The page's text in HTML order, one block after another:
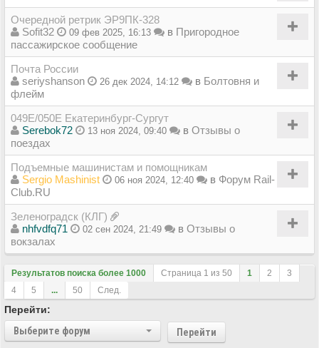
Очередной ретрик ЭР9ПК-328
Sofit32
09 фев 2025, 16:13 в Пригородное
пассажирское сообщение
Почта России
seriyshanson
26 дек 2024, 14:12 в Болтовня и
флейм
049Е/050Е Екатеринбург-Сургут
Serebok72
13 ноя 2024, 09:40 в Отзывы о
поездах
Подъемные машинистам и помощникам
Sergio Mashinist
06 ноя 2024, 12:40 в Форум Rail-
Club.RU
Зеленоградск (КЛГ)
nhfvdfq71
02 сен 2024, 21:49 в Отзывы о
вокзалах
Результатов поиска более 1000 Страница 1 из 50 1 2
3
4
5 ... 50 След.
Перейти:
Выберите форум
Перейти